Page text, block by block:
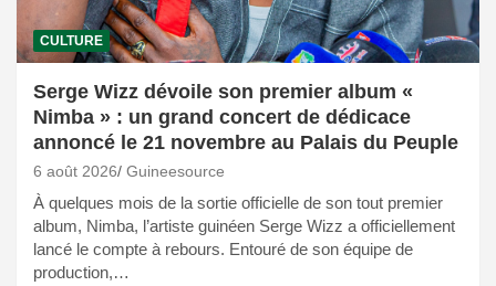
CULTURE
Serge Wizz dévoile son premier album «
Nimba » : un grand concert de dédicace
annoncé le 21 novembre au Palais du Peuple
6 août 2026 Guineesource
À quelques mois de la sortie officielle de son tout premier
album, Nimba, l’artiste guinéen Serge Wizz a officiellement
lancé le compte à rebours. Entouré de son équipe de
production,…